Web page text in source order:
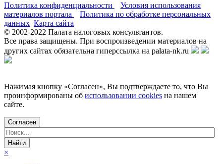
Политика конфиденциальности
Условия использования
материалов портала
Политика по обработке персональных
данных Карта сайта
© 2002-2022 Палата налоговых консультантов.
Все права защищены. При воспроизведении материалов на
других сайтах обязательна гиперссылка на palata-nk.ru
Нажимая кнопку «Согласен», Вы подтверждаете то, что Вы
проинформированы об использовании cookies на нашем
сайте.
Согласен
×